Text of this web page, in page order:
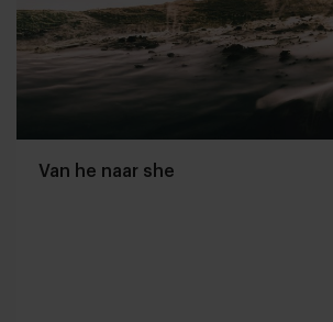
Van he naar she